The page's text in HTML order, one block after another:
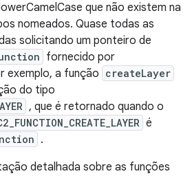
que não existem na
nomeados. Quase todas as
solicitando um ponteiro de
fornecido por
exemplo, a função createLayer
do tipo
, que é retornado quando o
é
.
detalhada sobre as funções